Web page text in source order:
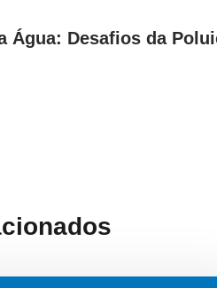
Água: Desafios da